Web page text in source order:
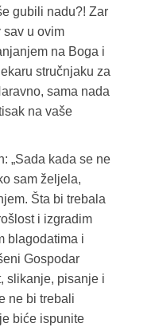
gubili nadu?! Zar
sav u ovim
na Boga i
stručnjaku za
sama nada
na vaše
„Sada kada se ne
sam željela,
Šta bi trebala
i izgradim
blagodatima i
Gospodar
slikanje, pisanje i
ne bi trebali
biće ispunite